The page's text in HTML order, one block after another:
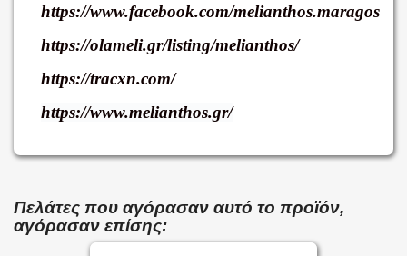
https://www.facebook.com/melianthos.maragos
https://olameli.gr/listing/melianthos/
https://tracxn.com/
https://www.melianthos.gr/
Πελάτες που αγόρασαν αυτό το προϊόν,
αγόρασαν επίσης: